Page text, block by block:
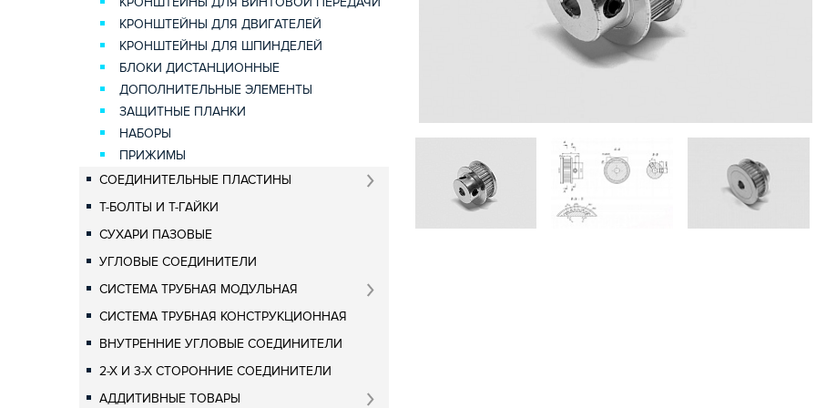
КРОНШТЕЙНЫ ДЛЯ ДВИГАТЕЛЕЙ
КРОНШТЕЙНЫ ДЛЯ ШПИНДЕЛЕЙ
БЛОКИ ДИСТАНЦИОННЫЕ
ДОПОЛНИТЕЛЬНЫЕ ЭЛЕМЕНТЫ
ЗАЩИТНЫЕ ПЛАНКИ
НАБОРЫ
ПРИЖИМЫ
СОЕДИНИТЕЛЬНЫЕ ПЛАСТИНЫ
Т-БОЛТЫ И Т-ГАЙКИ
СУХАРИ ПАЗОВЫЕ
УГЛОВЫЕ СОЕДИНИТЕЛИ
СИСТЕМА ТРУБНАЯ МОДУЛЬНАЯ
СИСТЕМА ТРУБНАЯ КОНСТРУКЦИОННАЯ
ВНУТРЕННИЕ УГЛОВЫЕ СОЕДИНИТЕЛИ
2-Х И 3-Х СТОРОННИЕ СОЕДИНИТЕЛИ
АДДИТИВНЫЕ ТОВАРЫ